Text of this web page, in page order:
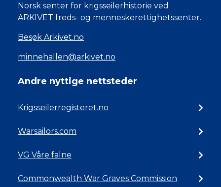
Norsk senter for krigsseilerhistorie ved
ARKIVET freds- og menneskerettighetssenter.
Besøk Arkivet.no
minnehallen@arkivet.no
Andre nyttige nettsteder
Krigsseilerregisteret.no
Warsailors.com
VG Våre falne
Commonwealth War Graves Commission